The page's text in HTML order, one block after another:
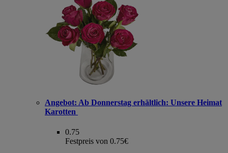
Angebot: Ab Donnerstag erhältlich: Unsere Heimat
Karotten
0.75
Festpreis von 0.75€